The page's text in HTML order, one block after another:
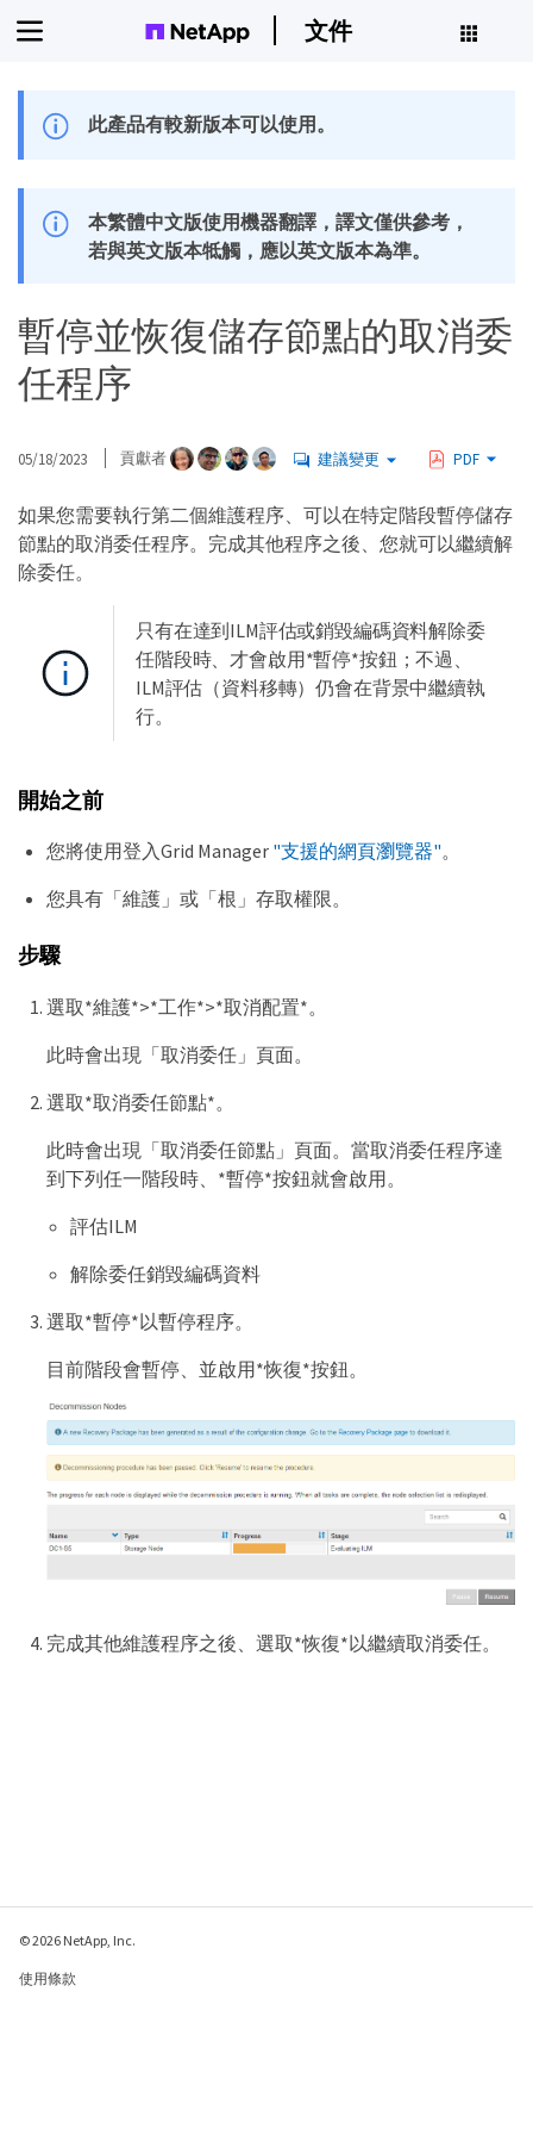
文件
此產品有較新版本可以使用。
本繁體中文版使用機器翻譯，譯文僅供參考，
若與英文版本牴觸，應以英文版本為準。
暫停並恢復儲存節點的取消委
任程序
05/18/2023 貢獻者 建議變更 PDF
如果您需要執行第二個維護程序、可以在特定階段暫停儲存
節點的取消委任程序。完成其他程序之後、您就可以繼續解
除委任。
只有在達到ILM評估或銷毀編碼資料解除委
任階段時、才會啟用*暫停*按鈕；不過、
ILM評估（資料移轉）仍會在背景中繼續執
行。
開始之前
您將使用登入Grid Manager "支援的網頁瀏覽器"。
您具有「維護」或「根」存取權限。
步驟
選取*維護*>*工作*>*取消配置*。
此時會出現「取消委任」頁面。
選取*取消委任節點*。
此時會出現「取消委任節點」頁面。當取消委任程序達
到下列任一階段時、*暫停*按鈕就會啟用。
評估ILM
解除委任銷毀編碼資料
選取*暫停*以暫停程序。
目前階段會暫停、並啟用*恢復*按鈕。
完成其他維護程序之後、選取*恢復*以繼續取消委任。
© 2026 NetApp, Inc.
使用條款